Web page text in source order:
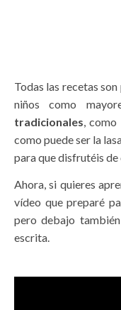
Todas las recetas
niños como
tradicionales, como
como puede ser la
para que disfrutéis
Ahora, si quieres
vídeo que preparé
pero debajo
escrita.